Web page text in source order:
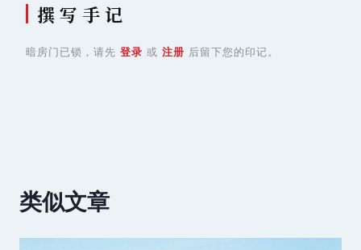
撰 写 手 记
暗房门已锁，请先 登录 或 注册 后留下您的印记。
类似文章